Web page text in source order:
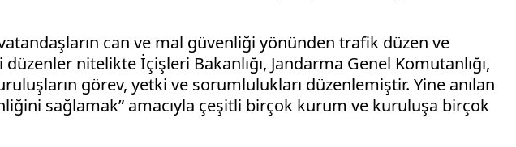
can ve mal güvenliği yönünden trafik düzen ve
nitelikte İçişleri Bakanlığı, Jandarma Genel Komutanlığı,
görev, yetki ve sorumlulukları düzenlemiştir. Yine anılan
sağlamak” amacıyla çeşitli birçok kurum ve kuruluşa birçok